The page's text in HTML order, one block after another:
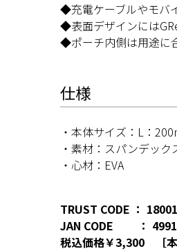
◆充電ケーブルやモバ
◆表面デザインには
◆ポーチ内側は用途に
仕様
・本体サイズ：L：
・素材：スパンデック
・心材：EVA
TRUST CODE ：
JAN CODE ：
税込価格￥3,300 ［本